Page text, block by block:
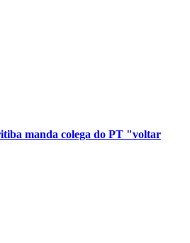
manda colega do PT "voltar